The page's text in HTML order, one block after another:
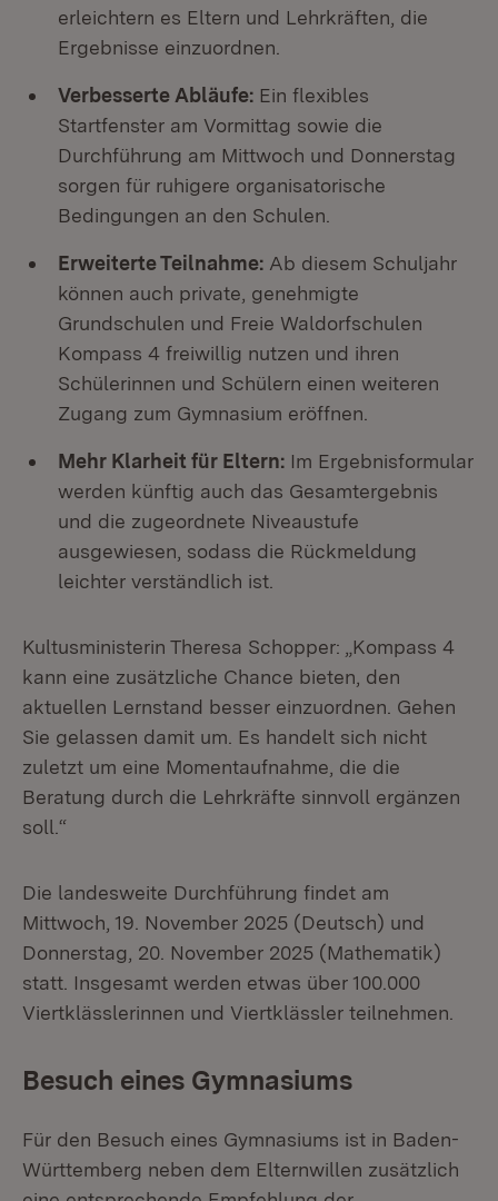
erleichtern es Eltern und Lehrkräften, die
Ergebnisse einzuordnen.
Verbesserte Abläufe: Ein flexibles
Startfenster am Vormittag sowie die
Durchführung am Mittwoch und Donnerstag
sorgen für ruhigere organisatorische
Bedingungen an den Schulen.
Erweiterte Teilnahme: Ab diesem Schuljahr
können auch private, genehmigte
Grundschulen und Freie Waldorfschulen
Kompass 4 freiwillig nutzen und ihren
Schülerinnen und Schülern einen weiteren
Zugang zum Gymnasium eröffnen.
Mehr Klarheit für Eltern: Im Ergebnisformular
werden künftig auch das Gesamtergebnis
und die zugeordnete Niveaustufe
ausgewiesen, sodass die Rückmeldung
leichter verständlich ist.
Kultusministerin Theresa Schopper: „Kompass 4
kann eine zusätzliche Chance bieten, den
aktuellen Lernstand besser einzuordnen. Gehen
Sie gelassen damit um. Es handelt sich nicht
zuletzt um eine Momentaufnahme, die die
Beratung durch die Lehrkräfte sinnvoll ergänzen
soll.“
Die landesweite Durchführung findet am
Mittwoch, 19. November 2025 (Deutsch) und
Donnerstag, 20. November 2025 (Mathematik)
statt. Insgesamt werden etwas über 100.000
Viertklässlerinnen und Viertklässler teilnehmen.
Besuch eines Gymnasiums
Für den Besuch eines Gymnasiums ist in Baden-
Württemberg neben dem Elternwillen zusätzlich